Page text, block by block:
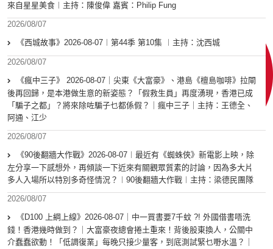
來自星星美食︱主持：陳俊偉 嘉賓：Philip Fung
2026/08/07
《西城故事》2026-08-07︱第44季 第10集 ︱主持：沈西城
2026/08/07
《瘋中三子》 2026-08-07｜尖東《大富豪》、港島《檀島咖啡》拉閘
後再回歸，是本港做生意的新姿態？「假救生員」再度湧現，香港已成
「騙子之都」？將來除咗騙子乜都係假？｜瘋中三子｜主持：王德全、
阿通、江少
2026/08/07
《90後翻牆大作戰》2026-08-07︱最近有《蜘蛛俠》新電影上映，除
左分享一下感想外，再傾談一下近來有關觀眾質素的討論，因為多大片
多人入場所以特別多奇怪情況？︱90後翻牆大作戰︱主持：梁德民團隊
2026/08/07
《D100 上綱上線》2026-08-07｜中一買書要7千蚊 ?! 外國借書唔洗
錢！香港幾時做到？｜大富豪夜總會捲土重來！背後股東換人，公關中
介蠢蠢欲動！「低調復業」每晚只接少量客，到底測試緊乜嘢水溫？｜